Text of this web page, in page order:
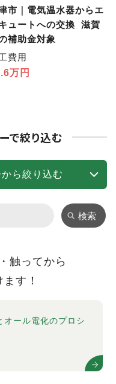
市｜電気温水器からエ
ュートへの交換 滋賀
補助金対象
費用
万円
で絞り込む
ら絞り込む
検索
触ってから
す！
オール電化のプロシ